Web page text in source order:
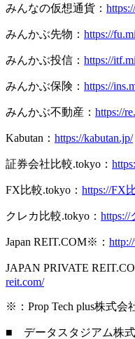
みんなの仮想通貨：
みんかぶ先物： https://
みんかぶ投信： https://
みんかぶ保険： https://
みんかぶ不動産： https://
Kabutan： https://kabutan.jp/
証券会社比較.tokyo：
FX比較.tokyo： https://FX
クレカ比較.tokyo：
Japan REIT.COM※：
JAPAN PRIVATE
reit.com/
※：Prop Tech plus株式会
■ データスタジアム株